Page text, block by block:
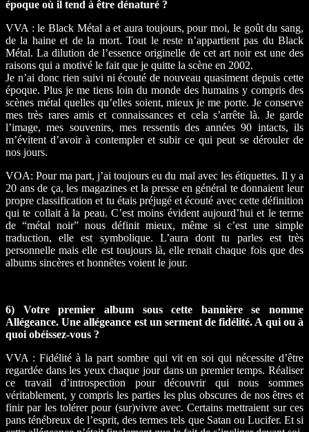
époque où il tend à être dénaturé ?
VVA : le Black Métal a et aura toujours, pour moi, le goût du sang,
de la haine et de la mort. Tout le reste n’appartient pas du Black
Métal. La dilution de l’essence originelle de cet art noir est une des
raisons qui a motivé le fait que je quitte la scène en 2002.
Je n’ai donc rien suivi ni écouté de nouveau quasiment depuis cette
époque. Plus je me tiens loin du monde des humains y compris des
scènes métal quelles qu’elles soient, mieux je me porte. Je conserve
mes très rares amis et connaissances et cela s’arrête là. Je garde
l’image, mes souvenirs, mes ressentis des années 90 intacts, ils
m’évitent d’avoir à contempler et subir ce qui peut se dérouler de
nos jours.
VOA: Pour ma part, j’ai toujours eu du mal avec les étiquettes. Il y a
20 ans de ça, les magazines et la presse en général te donnaient leur
propre classification et tu étais préjugé et écouté avec cette définition
qui te collait à la peau. C’est moins évident aujourd’hui et le terme
de “métal noir” nous définit mieux, même si c’est une simple
traduction, elle est symbolique. L’aura dont tu parles est très
personnelle mais elle est toujours là, elle renait chaque fois que des
albums sincères et honnêtes voient le jour.
6) Votre premier album sous cette bannière se nomme
Allégeance. Une allégeance est un serment de fidélité. A qui ou à
quoi obéissez-vous ?
VVA : Fidélité à la part sombre qui vit en soi qui nécessite d’être
regardée dans les yeux chaque jour dans un premier temps. Réaliser
ce travail d’introspection pour découvrir qui nous sommes
véritablement, y compris les parties les plus obscures de nos êtres et
finir par les tolérer pour (sur)vivre avec. Certains mettraient sur ces
pans ténébreux de l’esprit, des termes tels que Satan ou Lucifer. Et si